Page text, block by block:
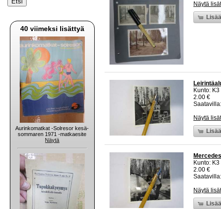
40 viimeksi lisättyä
Aurinkomatkat -Solresor kesä-
sommaren 1971 -matkaesite
Näytä
Näytä
Kunto:
2.00 €
Näytä
Kunto:
2.00 €
Näytä